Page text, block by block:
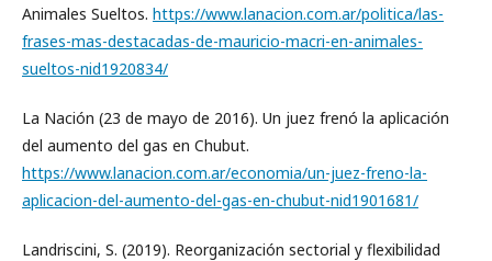
Animales Sueltos. https://www.lanacion.com.ar/politica/las-
frases-mas-destacadas-de-mauricio-macri-en-animales-
sueltos-nid1920834/
La Nación (23 de mayo de 2016). Un juez frenó la aplicación
del aumento del gas en Chubut.
https://www.lanacion.com.ar/economia/un-juez-freno-la-
aplicacion-del-aumento-del-gas-en-chubut-nid1901681/
Landriscini, S. (2019). Reorganización sectorial y flexibilidad